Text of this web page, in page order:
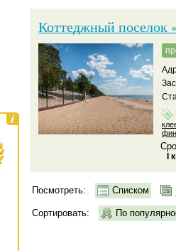
Коттеджный поселок
I
Посмотреть: Списком
Сортировать: По